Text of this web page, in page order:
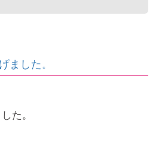
した。
た。